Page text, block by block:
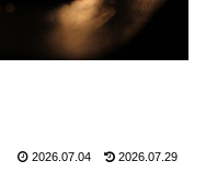
2026.07.04 2026.07.29